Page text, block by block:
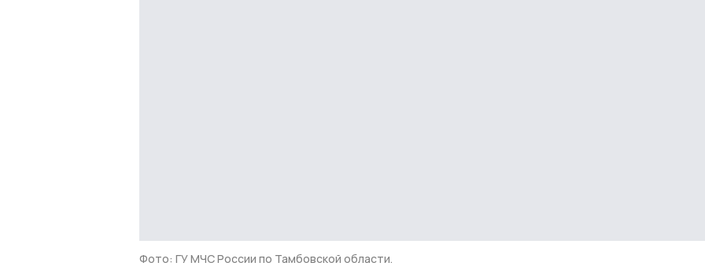
Фото: ГУ МЧС России по Тамбовской области.